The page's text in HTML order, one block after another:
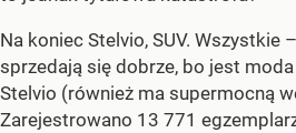
Na koniec Stelvio, SUV. Wszystkie
sprzedają się dobrze, bo jest
Stelvio (również ma supermocną
Zarejestrowano 13 771